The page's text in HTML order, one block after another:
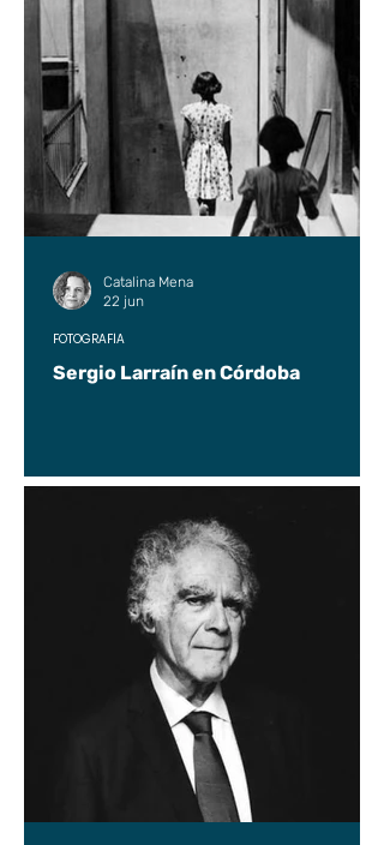
Sergio Larraín en Córdoba
FOTOGRAFÍA
Catalina Mena
22 jun